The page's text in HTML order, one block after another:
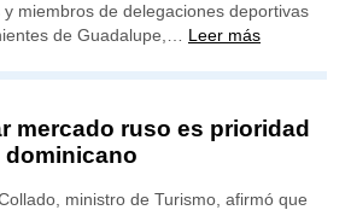
y miembros de delegaciones deportivas
de Guadalupe,… Leer más
mercado ruso es prioridad
dominicano
ministro de Turismo, afirmó que